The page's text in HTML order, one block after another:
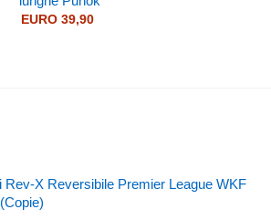
EURO39,90
Rev-X Reversibile Premier League WKF